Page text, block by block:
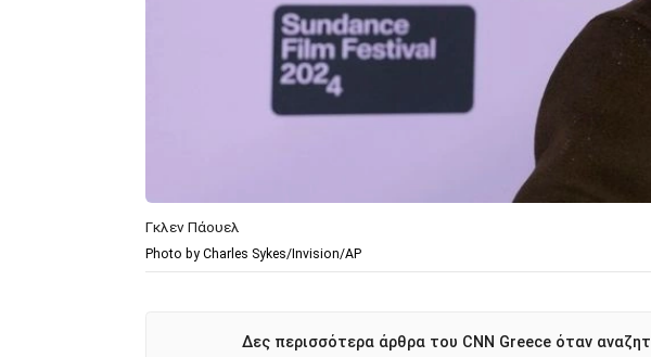
Γκλεν Πάουελ
Photo by Charles Sykes/Invision/AP
Δες περισσότερα άρθρα του CNN Greece όταν